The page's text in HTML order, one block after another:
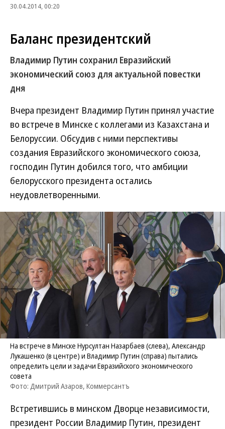
30.04.2014, 00:20
Баланс президентский
Владимир Путин сохранил Евразийский
экономический союз для актуальной повестки
дня
Вчера президент Владимир Путин принял участие
во встрече в Минске с коллегами из Казахстана и
Белоруссии. Обсудив с ними перспективы
создания Евразийского экономического союза,
господин Путин добился того, что амбиции
белорусского президента остались
неудовлетворенными.
На встрече в Минске Нурсултан Назарбаев (слева), Александр
Лукашенко (в центре) и Владимир Путин (справа) пытались
определить цели и задачи Евразийского экономического
совета
Фото: Дмитрий Азаров, Коммерсантъ
Встретившись в минском Дворце независимости,
президент России Владимир Путин, президент